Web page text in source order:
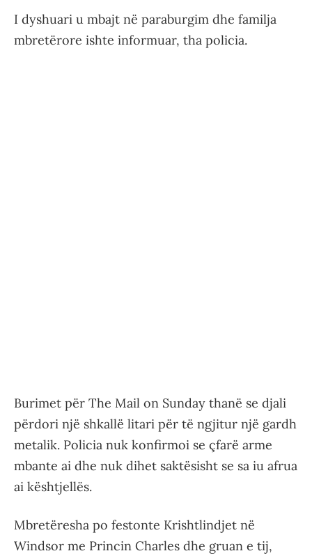
I dyshuari u mbajt në paraburgim dhe familja
mbretërore ishte informuar, tha policia.
Burimet për The Mail on Sunday thanë se djali
përdori një shkallë litari për të ngjitur një gardh
metalik. Policia nuk konfirmoi se çfarë arme
mbante ai dhe nuk dihet saktësisht se sa iu afrua
ai kështjellës.
Mbretëresha po festonte Krishtlindjet në
Windsor me Princin Charles dhe gruan e tij,